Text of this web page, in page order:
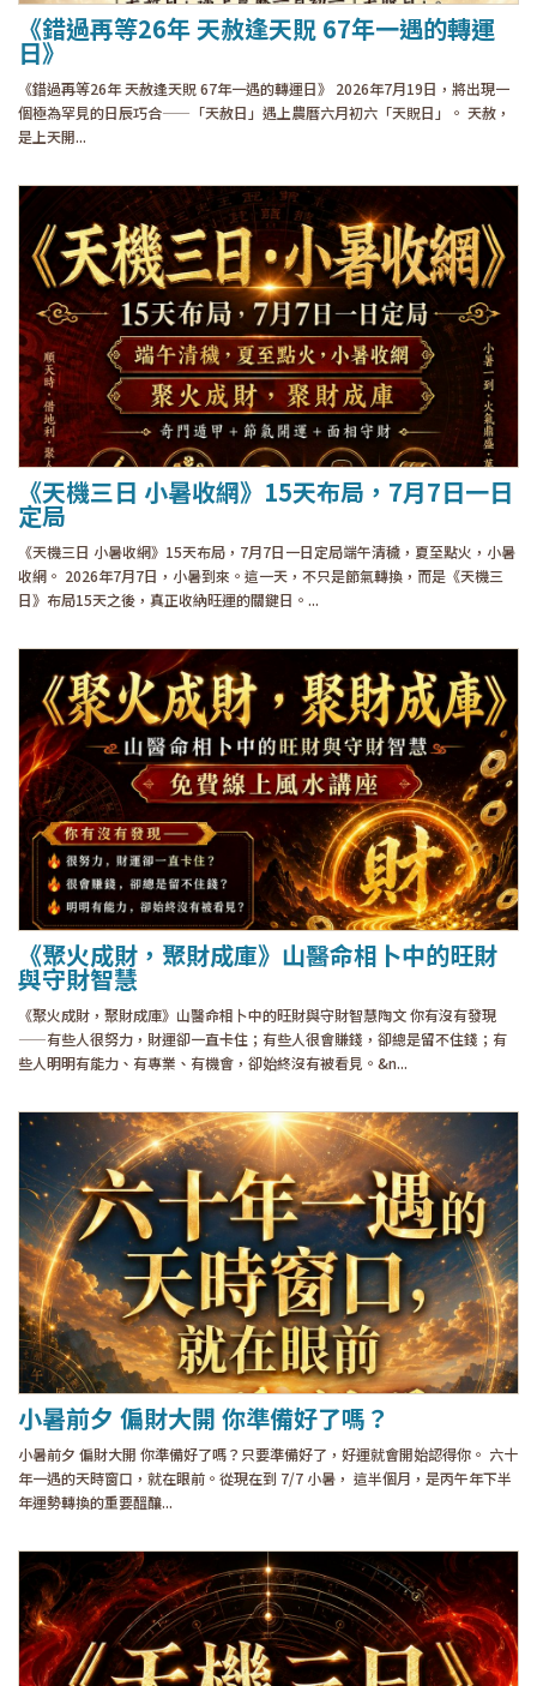
《錯過再等26年 天赦逢天貺 67年一遇的轉運
日》
《錯過再等26年 天赦逢天貺 67年一遇的轉運日》 2026年7月19日，將出現一
個極為罕見的日辰巧合——「天赦日」遇上農曆六月初六「天貺日」。 天赦，
是上天開...
《天機三日 小暑收網》15天布局，7月7日一日
定局
《天機三日 小暑收網》15天布局，7月7日一日定局端午清穢，夏至點火，小暑
收網。 2026年7月7日，小暑到來。這一天，不只是節氣轉換，而是《天機三
日》布局15天之後，真正收納旺運的關鍵日。...
《聚火成財，聚財成庫》山醫命相卜中的旺財
與守財智慧
《聚火成財，聚財成庫》山醫命相卜中的旺財與守財智慧陶文 你有沒有發現
——有些人很努力，財運卻一直卡住；有些人很會賺錢，卻總是留不住錢；有
些人明明有能力、有專業、有機會，卻始終沒有被看見。&n...
小暑前夕 偏財大開 你準備好了嗎？
小暑前夕 偏財大開 你準備好了嗎？只要準備好了，好運就會開始認得你。 六十
年一遇的天時窗口，就在眼前。從現在到 7/7 小暑， 這半個月，是丙午年下半
年運勢轉換的重要醞釀...